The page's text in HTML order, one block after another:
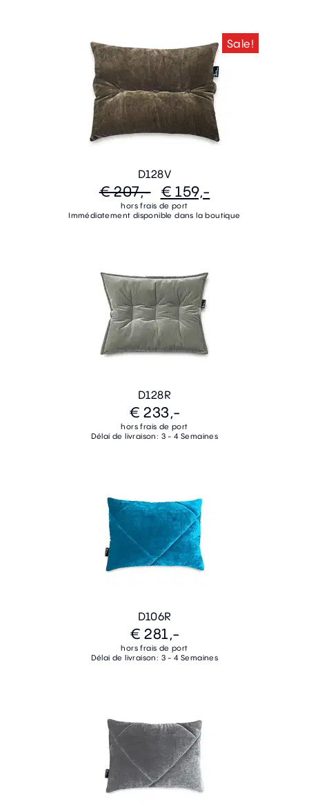
Sale!
D128V
€ 207,- € 159,-
hors frais de port
Immédiatement disponible dans la boutique
D128R
€ 233,-
hors frais de port
Délai de livraison: 3 - 4 Semaines
D106R
€ 281,-
hors frais de port
Délai de livraison: 3 - 4 Semaines